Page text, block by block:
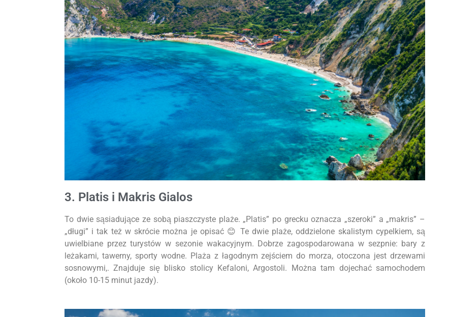
3. Platis i Makris Gialos
To dwie sąsiadujące ze sobą piaszczyste plaże. „Platis” po grecku oznacza „szeroki” a „makris” –
„długi” i tak też w skrócie można je opisać 😊 Te dwie plaże, oddzielone skalistym cypelkiem, są
uwielbiane przez turystów w sezonie wakacyjnym. Dobrze zagospodarowana w sezpnie: bary z
leżakami, tawerny, sporty wodne. Plaża z łagodnym zejściem do morza, otoczona jest drzewami
sosnowymi,. Znajduje się blisko stolicy Kefaloni, Argostoli. Można tam dojechać samochodem
(około 10-15 minut jazdy).